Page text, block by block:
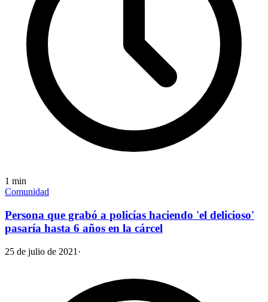
1 min
Comunidad
Persona que grabó a policías haciendo 'el delicioso'
pasaría hasta 6 años en la cárcel
25 de julio de 2021 ·